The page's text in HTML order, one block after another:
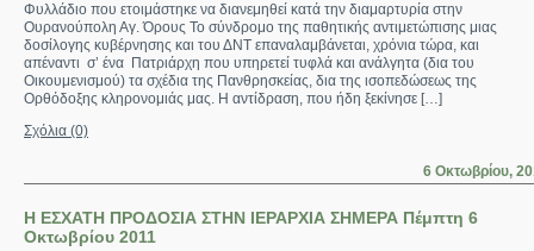
Φυλλάδιο που ετοιμάστηκε να διανεμηθεί κατά την διαμαρτυρία στην
Ουρανούπολη Αγ. Όρους Το σύνδρομο της παθητικής αντιμετώπισης μιας
δοσίλογης κυβέρνησης και του ΔΝΤ επαναλαμβάνεται, χρόνια τώρα, και
απέναντι σ’ ένα Πατριάρχη που υπηρετεί τυφλά και ανάλγητα (δια του
Οικουμενισμού) τα σχέδια της Πανθρησκείας, δια της ισοπεδώσεως της
Ορθόδοξης κληρονομιάς μας. Η αντίδραση, που ήδη ξεκίνησε […]
Σχόλια (0)
6 Οκτωβρίου,
Η ΕΣΧΑΤΗ ΠΡΟΔΟΣΙΑ ΣΤΗΝ ΙΕΡΑΡΧΙΑ ΣΗΜΕΡΑ Πέμπτη 6
Οκτωβρίου 2011